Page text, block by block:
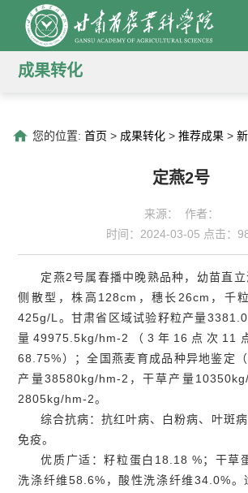
成果转化
您的位置: 首页 > 成果转化 > 推荐成果 >
定燕2号
来源： 作者：
时间：2024-03-05 点击：
定燕2号属春播中晚熟品种，幼苗直立
侧散型，株高128cm，穗长26cm，千
425g/L。甘肃省区域试验籽粒产量
量49975.5kg/hm-2（3年16点次11
68.75%）；全国燕麦育成品种异地鉴定
产量38580kg/hm-2，干草产量
2805kg/hm-2。
综合抗病：抗红叶病、白粉病、叶斑
免疫。
优质广适：籽粒蛋白18.18 %；干草
洗涤纤维58.6%，酸性洗涤纤维34.0%。